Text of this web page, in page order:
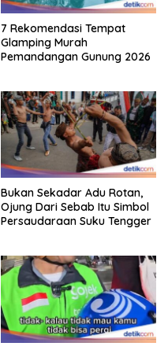
7 Rekomendasi Tempat
Glamping Murah
Pemandangan Gunung 2026
Bukan Sekadar Adu Rotan,
Ojung Dari Sebab Itu Simbol
Persaudaraan Suku Tengger